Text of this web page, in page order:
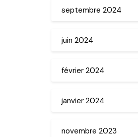
septembre 2024
juin 2024
février 2024
janvier 2024
novembre 2023